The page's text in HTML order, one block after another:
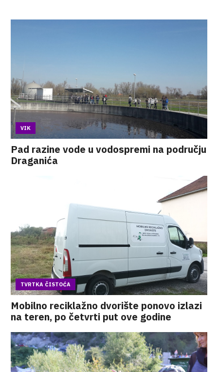
VIK
Pad razine vode u vodospremi na području
Draganića
TVRTKA ČISTOĆA
Mobilno reciklažno dvorište ponovo izlazi
na teren, po četvrti put ove godine